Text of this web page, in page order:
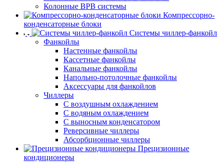
Колонные ВРВ системы
Компрессорно-
конденсаторные блоки
Системы чиллер-фанкойл
Фанкойлы
Настенные фанкойлы
Кассетные фанкойлы
Канальные фанкойлы
Напольно-потолочные фанкойлы
Аксессуары для фанкойлов
Чиллеры
С воздушным охлаждением
С водяным охлаждением
С выносным конденсатором
Реверсивные чиллеры
Абсорбционные чиллеры
Прецизионные
кондиционеры